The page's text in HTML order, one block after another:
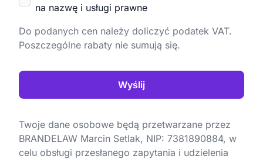
na nazwę i usługi prawne
Do podanych cen należy doliczyć podatek VAT.
Poszczególne rabaty nie sumują się.
Wyślij
Twoje dane osobowe będą przetwarzane przez
BRANDELAW Marcin Setlak, NIP: 7381890884, w
celu obsługi przesłanego zapytania i udzielenia